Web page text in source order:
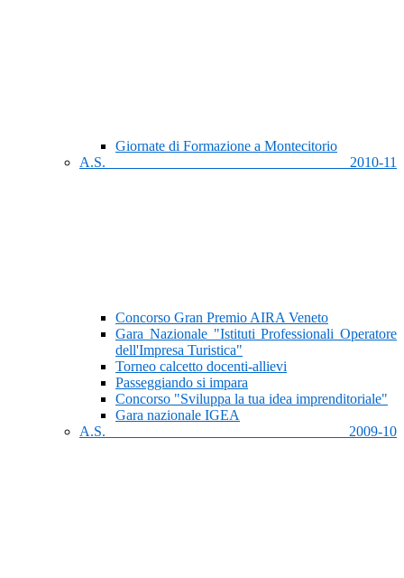
Giornate di Formazione a Montecitorio
A.S. 2010-11
Concorso Gran Premio AIRA Veneto
Gara Nazionale "Istituti Professionali Operatore
dell'Impresa Turistica"
Torneo calcetto docenti-allievi
Passeggiando si impara
Concorso "Sviluppa la tua idea imprenditoriale"
Gara nazionale IGEA
A.S. 2009-10